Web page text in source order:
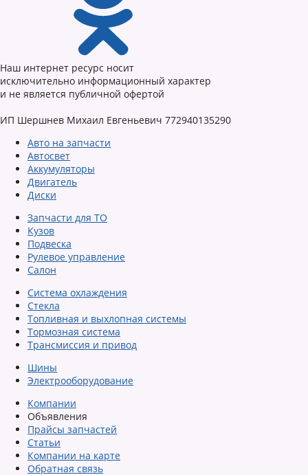
Наш интернет ресурс носит
исключительно информационный характер
и не является публичной офертой
ИП Шершнев Михаил Евгеньевич 772940135290
Авто на запчасти
Автосвет
Аккумуляторы
Двигатель
Диски
Запчасти для ТО
Кузов
Подвеска
Рулевое управление
Салон
Система охлаждения
Стекла
Топливная и выхлопная системы
Тормозная система
Трансмиссия и привод
Шины
Электрооборудование
Компании
Объявления
Прайсы запчастей
Статьи
Компании на карте
Обратная связь